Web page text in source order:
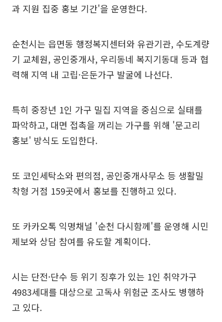
과 지원 집중 홍보 기간'을 운영한다.
순천시는 읍면동 행정복지센터와 유관기관, 수도계량
기 교체원, 공인중개사, 우리동네 복지기동대 등과 협
력해 지역 내 고립·은둔가구 발굴에 나선다.
특히 중장년 1인 가구 밀집 지역을 중심으로 실태를
파악하고, 대면 접촉을 꺼리는 가구를 위해 '문고리
홍보' 방식도 도입한다.
또 코인세탁소와 편의점, 공인중개사무소 등 생활밀
착형 거점 159곳에서 홍보를 진행하고 있다.
또 카카오톡 익명채널 '순천 다시함께'를 운영해 시민
제보와 상담 참여를 유도할 계획이다.
시는 단전·단수 등 위기 징후가 있는 1인 취약가구
4983세대를 대상으로 고독사 위험군 조사도 병행하
고 있다.